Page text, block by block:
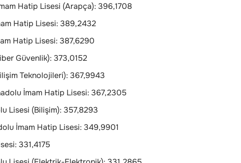
Hatip Lisesi (Arapça): 396,1708
Hatip Lisesi: 389,2432
Hatip Lisesi: 387,6290
Güvenlik): 373,0152
Teknolojileri): 367,9943
İmam Hatip Lisesi: 367,2305
Lisesi (Bilişim): 357,8293
İmam Hatip Lisesi: 349,9901
331,4175